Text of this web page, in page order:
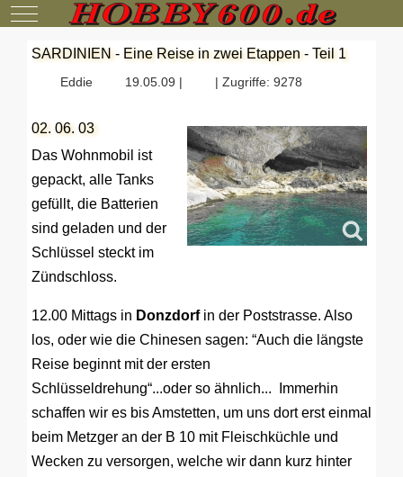
Mobile Menu Toggle
SARDINIEN - Eine Reise in zwei Etappen - Teil 1
Eddie 19.05.09 | | Zugriffe: 9278
02. 06. 03
Das Wohnmobil ist
gepackt, alle Tanks
gefüllt, die Batterien
sind geladen und der
Schlüssel steckt im
Zündschloss.
12.00 Mittags in Donzdorfin der Poststrasse. Also
los, oder wie die Chinesen sagen: “Auch die längste
Reise beginnt mit der ersten
Schlüsseldrehung“...oder so ähnlich... Immerhin
schaffen wir es bis Amstetten, um uns dort erst einmal
beim Metzger an der B 10 mit Fleischküchle und
Wecken zu versorgen, welche wir dann kurz hinter